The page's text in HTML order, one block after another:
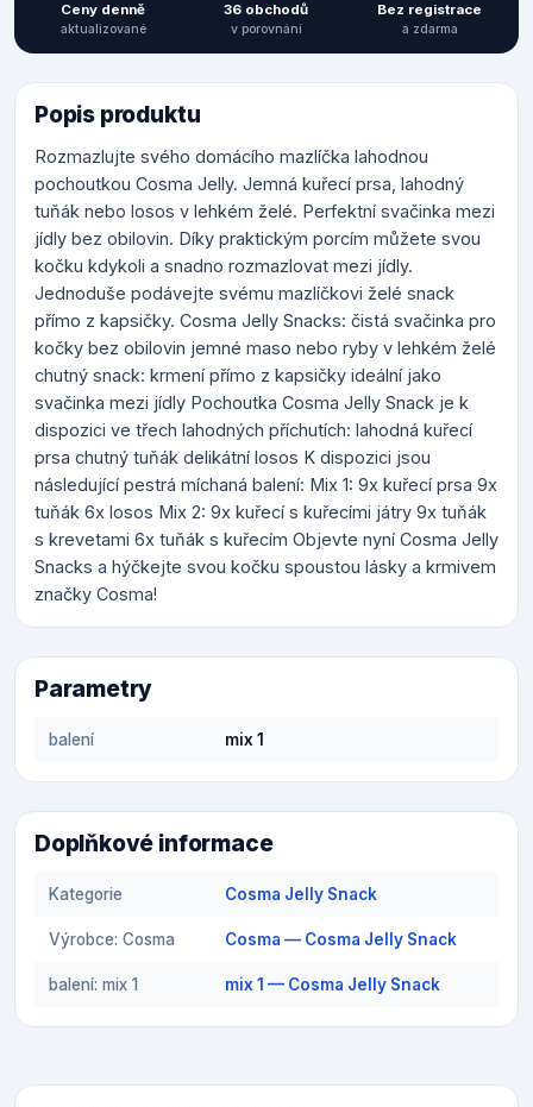
Ceny denně
aktualizované
36 obchodů
v porovnání
Bez registrace
a zdarma
Popis produktu
Rozmazlujte svého domácího mazlíčka lahodnou
pochoutkou Cosma Jelly. Jemná kuřecí prsa, lahodný
tuňák nebo losos v lehkém želé. Perfektní svačinka mezi
jídly bez obilovin. Díky praktickým porcím můžete svou
kočku kdykoli a snadno rozmazlovat mezi jídly.
Jednoduše podávejte svému mazlíčkovi želé snack
přímo z kapsičky. Cosma Jelly Snacks: čistá svačinka pro
kočky bez obilovin jemné maso nebo ryby v lehkém želé
chutný snack: krmení přímo z kapsičky ideální jako
svačinka mezi jídly Pochoutka Cosma Jelly Snack je k
dispozici ve třech lahodných příchutích: lahodná kuřecí
prsa chutný tuňák delikátní losos K dispozici jsou
následující pestrá míchaná balení: Mix 1: 9x kuřecí prsa 9x
tuňák 6x losos Mix 2: 9x kuřecí s kuřecími játry 9x tuňák
s krevetami 6x tuňák s kuřecím Objevte nyní Cosma Jelly
Snacks a hýčkejte svou kočku spoustou lásky a krmivem
značky Cosma!
Parametry
balení mix 1
Doplňkové informace
Kategorie Cosma Jelly Snack
Výrobce: Cosma Cosma — Cosma Jelly Snack
balení: mix 1 mix 1 — Cosma Jelly Snack